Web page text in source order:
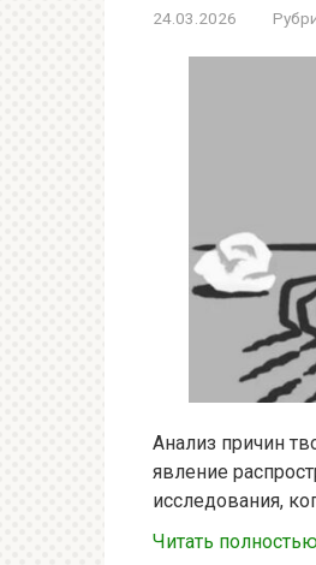
24.03.2026
Анализ причин
явление
исследования,
Читать